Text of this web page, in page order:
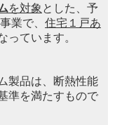
を対象 とした、予
業で、 住宅１戸あ
っています。
製品は、断熱性能
準を満たすもので